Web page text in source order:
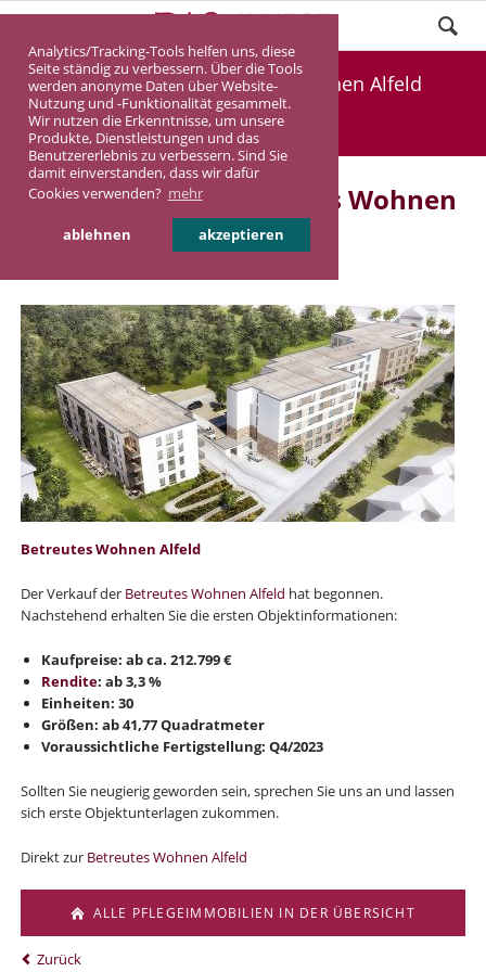
Analytics/Tracking-Tools helfen uns, diese
Seite ständig zu verbessern. Über die Tools
werden anonyme Daten über Website-
Nutzung und -Funktionalität gesammelt.
Wir nutzen die Erkenntnisse, um unsere
Produkte, Dienstleistungen und das
Benutzererlebnis zu verbessern. Sind Sie
damit einverstanden, dass wir dafür
Cookies verwenden? mehr
ablehnen akzeptieren
Verkaufsstart: Betreutes Wohnen Alfeld
DASINVEST Aktuelles
Verkaufsstart: Betreutes Wohnen
Alfeld
Betreutes Wohnen Alfeld
Der Verkauf der Betreutes Wohnen Alfeld hat begonnen.
Nachstehend erhalten Sie die ersten Objektinformationen:
Kaufpreise: ab ca. 212.799 €
Rendite: ab 3,3 %
Einheiten: 30
Größen: ab 41,77 Quadratmeter
Voraussichtliche Fertigstellung: Q4/2023
Sollten Sie neugierig geworden sein, sprechen Sie uns an und lassen
sich erste Objektunterlagen zukommen.
Direkt zur Betreutes Wohnen Alfeld
ALLE PFLEGEIMMOBILIEN IN DER ÜBERSICHT
Zurück